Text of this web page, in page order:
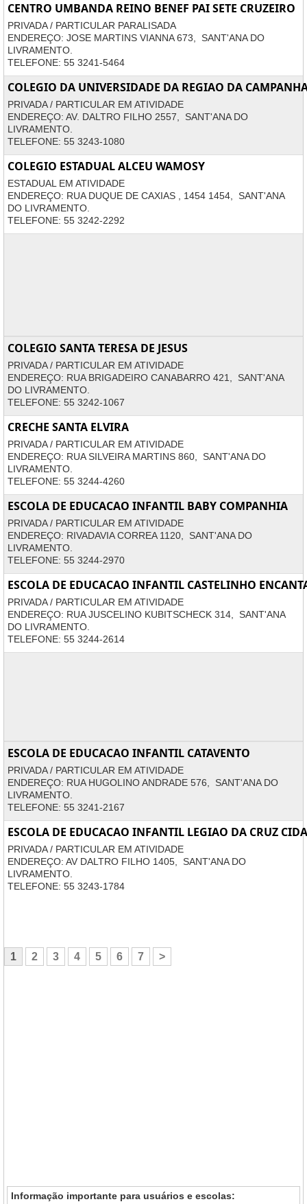
CENTRO UMBANDA REINO BENEF PAI SETE CRUZEIRO
PRIVADA / PARTICULAR PARALISADA
ENDEREÇO: JOSE MARTINS VIANNA 673, SANT'ANA DO
LIVRAMENTO.
TELEFONE: 55 3241-5464
COLEGIO DA UNIVERSIDADE DA REGIAO DA
PRIVADA / PARTICULAR EM ATIVIDADE
ENDEREÇO: AV. DALTRO FILHO 2557, SANT'ANA DO
LIVRAMENTO.
TELEFONE: 55 3243-1080
COLEGIO ESTADUAL ALCEU WAMOSY
ESTADUAL EM ATIVIDADE
ENDEREÇO: RUA DUQUE DE CAXIAS , 1454 1454, SANT'ANA
DO LIVRAMENTO.
TELEFONE: 55 3242-2292
COLEGIO SANTA TERESA DE JESUS
PRIVADA / PARTICULAR EM ATIVIDADE
ENDEREÇO: RUA BRIGADEIRO CANABARRO 421, SANT'ANA
DO LIVRAMENTO.
TELEFONE: 55 3242-1067
CRECHE SANTA ELVIRA
PRIVADA / PARTICULAR EM ATIVIDADE
ENDEREÇO: RUA SILVEIRA MARTINS 860, SANT'ANA DO
LIVRAMENTO.
TELEFONE: 55 3244-4260
ESCOLA DE EDUCACAO INFANTIL BABY COMPANHIA
PRIVADA / PARTICULAR EM ATIVIDADE
ENDEREÇO: RIVADAVIA CORREA 1120, SANT'ANA DO
LIVRAMENTO.
TELEFONE: 55 3244-2970
ESCOLA DE EDUCACAO INFANTIL CASTELINHO
PRIVADA / PARTICULAR EM ATIVIDADE
ENDEREÇO: RUA JUSCELINO KUBITSCHECK 314, SANT'ANA
DO LIVRAMENTO.
TELEFONE: 55 3244-2614
ESCOLA DE EDUCACAO INFANTIL CATAVENTO
PRIVADA / PARTICULAR EM ATIVIDADE
ENDEREÇO: RUA HUGOLINO ANDRADE 576, SANT'ANA DO
LIVRAMENTO.
TELEFONE: 55 3241-2167
ESCOLA DE EDUCACAO INFANTIL LEGIAO DA CRUZ
PRIVADA / PARTICULAR EM ATIVIDADE
ENDEREÇO: AV DALTRO FILHO 1405, SANT'ANA DO
LIVRAMENTO.
TELEFONE: 55 3243-1784
1 2 3 4 5 6 7 >
Informação importante para usuários e escolas: